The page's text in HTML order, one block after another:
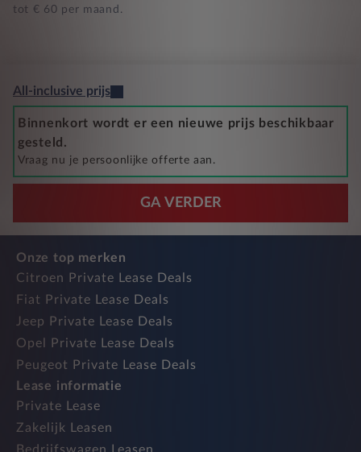
tot € 60 per maand.
All-inclusive prijs
Binnenkort wordt er een nieuwe prijs beschikbaar
gesteld.
Vraag nu je persoonlijke offerte aan.
GA VERDER
Onze top merken
Citroen Private Lease Deals
Fiat Private Lease Deals
Jeep Private Lease Deals
Opel Private Lease Deals
Peugeot Private Lease Deals
Lease informatie
Private Lease
Zakelijk Leasen